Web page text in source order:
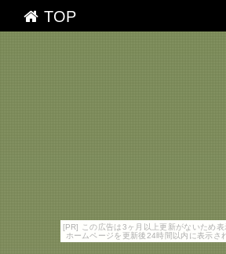
[PR] この広告は3ヶ月以上更新がないため表
ホームページを更新後24時間以内に表示さ
TOP